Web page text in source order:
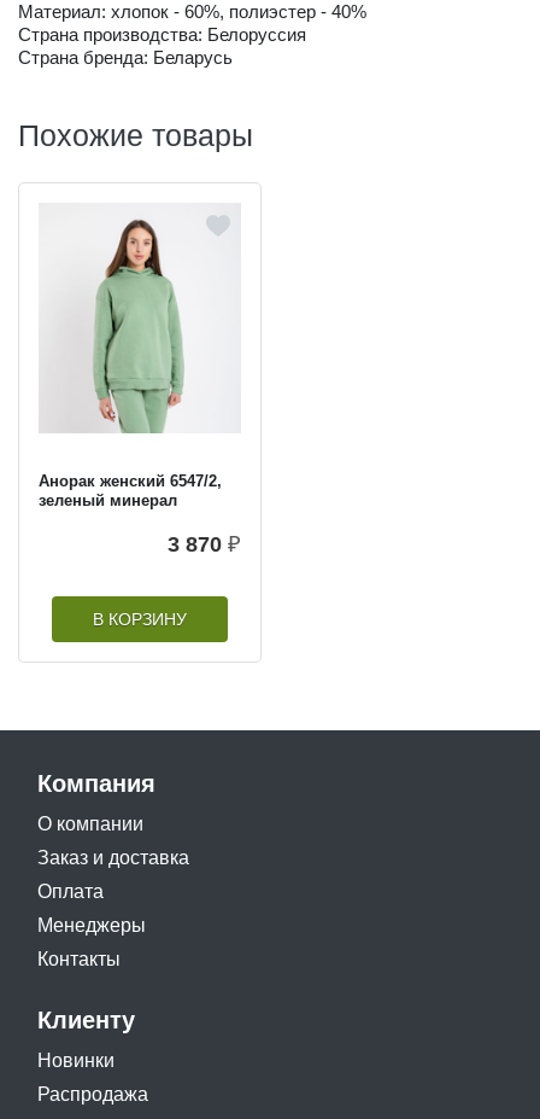
Материал: хлопок - 60%, полиэстер - 40%
Страна производства: Белоруссия
Страна бренда: Беларусь
Похожие товары
Анорак женский 6547/2,
зеленый минерал
3 870 ₽
В КОРЗИНУ
Компания
О компании
Заказ и доставка
Оплата
Менеджеры
Контакты
Клиенту
Новинки
Распродажа